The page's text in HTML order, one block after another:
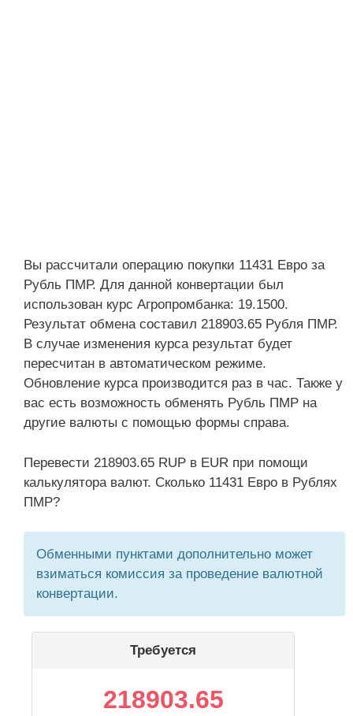
Вы рассчитали операцию покупки 11431 Евро за
Рубль ПМР. Для данной конвертации был
использован курс Агропромбанка: 19.1500.
Результат обмена составил 218903.65 Рубля ПМР.
В случае изменения курса результат будет
пересчитан в автоматическом режиме.
Обновление курса производится раз в час. Также у
вас есть возможность обменять Рубль ПМР на
другие валюты с помощью формы справа.
Перевести 218903.65 RUP в EUR при помощи
калькулятора валют. Сколько 11431 Евро в Рублях
ПМР?
Обменными пунктами дополнительно может
взиматься комиссия за проведение валютной
конвертации.
Требуется
218903.65